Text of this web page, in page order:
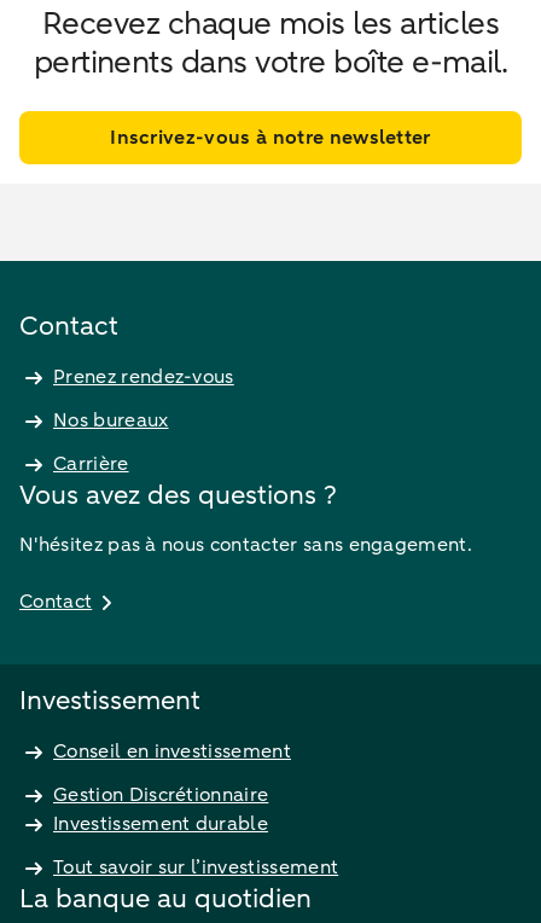
Recevez chaque mois les articles
pertinents dans votre boîte e-mail.
Inscrivez-vous à notre newsletter
Contact
Prenez rendez-vous
Nos bureaux
Carrière
Vous avez des questions ?
N'hésitez pas à nous contacter sans engagement.
Contact
Investissement
Conseil en investissement
Gestion Discrétionnaire
Investissement durable
Tout savoir sur l’investissement
La banque au quotidien